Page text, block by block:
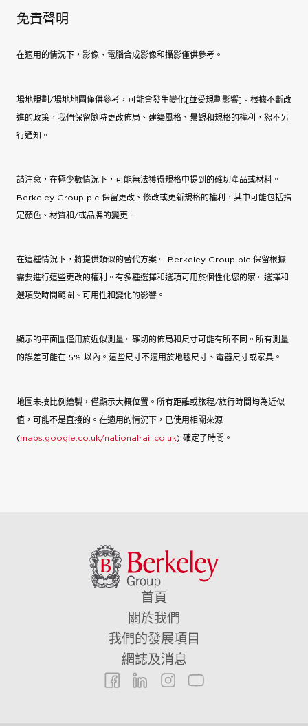
免責聲明
在適用的情況下，影像、電腦合成影像和攝影僅供參考。
場地規劃/場地地圖僅供參考，可能會發生變化[並受規劃影響]。根據不斷改
進的政策，我們保留隨時更改佈局、建築風格、景觀和規格的權利，恕不另
行通知。
請注意，在極少數情況下，可能無法獲得規格中提到的確切產品或材料。
Berkeley Group plc 保留更改、修改或更新規格的權利，其中可能包括指
定顏色、材質和/或品牌的變更。
在這種情況下，將提供類似的替代方案。 Berkeley Group plc 保留根據
需要進行這些更改的權利。有多種選擇和選項可用於個性化您的家。選擇和
選項受時間範圍、可用性和變化的影響。
顯示的平面圖僅用於近似測量。確切的佈局和尺寸可能有所不同。所有測量
的誤差可能在 5% 以內。這些尺寸不適用於地毯尺寸、電器尺寸或家具。
地圖未按比例繪製，僅顯示大概位置。所有距離或旅程/旅行時間均為近似
值，可能不是直接的。在適用的情況下，已使用相關來源
(maps.google.co.uk/nationalrail.co.uk) 確定了時間。
首頁
關於我們
我們的發展項目
網誌及消息